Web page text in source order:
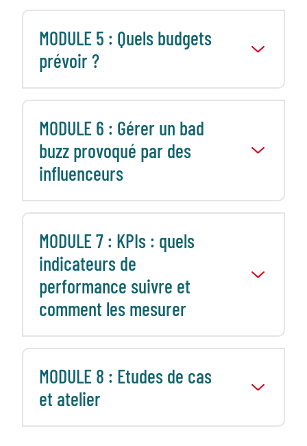
MODULE 5 : Quels budgets
prévoir ?
MODULE 6 : Gérer un bad
buzz provoqué par des
influenceurs
MODULE 7 : KPIs : quels
indicateurs de
performance suivre et
comment les mesurer
MODULE 8 : Etudes de cas
et atelier